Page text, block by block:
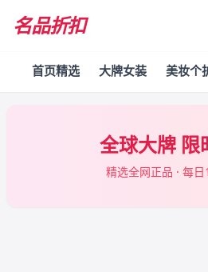
名品折扣
首页精选 大牌女装 美妆个
全球大牌 限
精选全网正品 · 每